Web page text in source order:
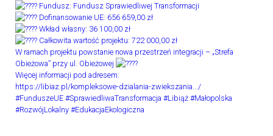
Fundusz: Fundusz Sprawiedliwej Transformacji
Dofinansowanie UE: 656 659,00 zł
Wkład własny: 36 100,00 zł
Całkowita wartość projektu: 722 000,00 zł
W ramach projektu powstanie nowa przestrzeń integracji – „Strefa
Obieżowa” przy ul. Obieżowej
Więcej informacji pod adresem:
https://libiaz.pl/kompleksowe-dzialania-zwiekszania.../
#FunduszeUE #SprawiedliwaTransformacja #Libiąż #Małopolska
#RozwójLokalny #EdukacjaEkologiczna